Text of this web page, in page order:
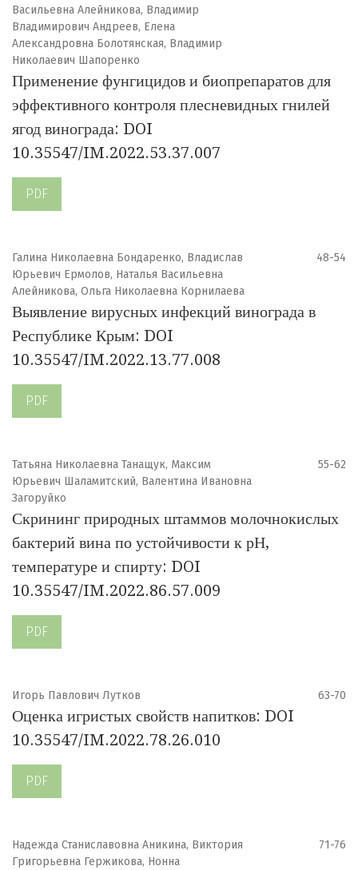
Васильевна Алейникова, Владимир
Владимирович Андреев, Елена
Александровна Болотянская, Владимир
Николаевич Шапоренко
Применение фунгицидов и биопрепаратов для
эффективного контроля плесневидных гнилей
ягод винограда: DOI
10.35547/IM.2022.53.37.007
PDF
Галина Николаевна Бондаренко, Владислав
Юрьевич Ермолов, Наталья Васильевна
Алейникова, Ольга Николаевна Корнилаева
48-54
Выявление вирусных инфекций винограда в
Республике Крым: DOI
10.35547/IM.2022.13.77.008
PDF
Татьяна Николаевна Танащук, Максим
Юрьевич Шаламитский, Валентина Ивановна
Загоруйко
55-62
Скрининг природных штаммов молочнокислых
бактерий вина по устойчивости к рН,
температуре и спирту: DOI
10.35547/IM.2022.86.57.009
PDF
Игорь Павлович Лутков 63-70
Оценка игристых свойств напитков: DOI
10.35547/IM.2022.78.26.010
PDF
Надежда Станиславовна Аникина, Виктория
Григорьевна Гержикова, Нонна
71-76